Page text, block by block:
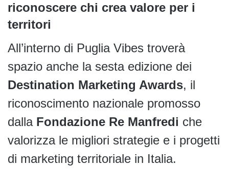
riconoscere chi crea valore per i
territori
All’interno di Puglia Vibes troverà
spazio anche la sesta edizione dei
Destination Marketing Awards, il
riconoscimento nazionale promosso
dalla Fondazione Re Manfredi che
valorizza le migliori strategie e i progetti
di marketing territoriale in Italia.